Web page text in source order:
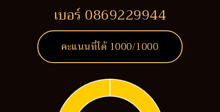
เบอร์ 0869229944
คะแนนที่ได้ 1000/1000